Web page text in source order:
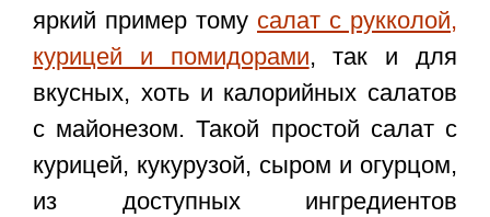
яркий пример тому салат с рукколой,
курицей и помидорами, так и для
вкусных, хоть и калорийных салатов
с майонезом. Такой простой салат с
курицей, кукурузой, сыром и огурцом,
из доступных ингредиентов